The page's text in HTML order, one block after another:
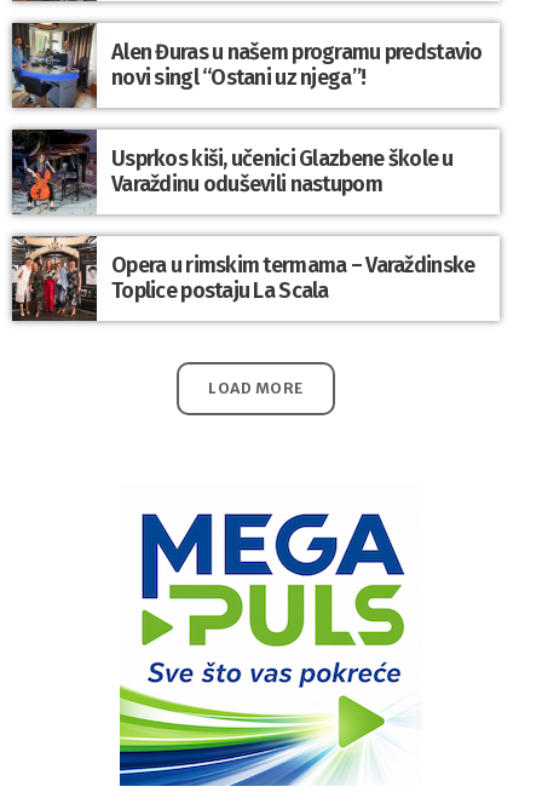
Alen Đuras u našem programu predstavio
novi singl “Ostani uz njega”!
Usprkos kiši, učenici Glazbene škole u
Varaždinu oduševili nastupom
Opera u rimskim termama – Varaždinske
Toplice postaju La Scala
LOAD MORE